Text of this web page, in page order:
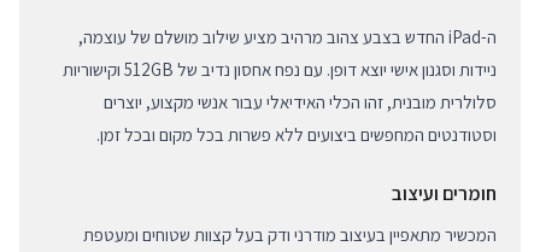
ה-iPad החדש בצבע צהוב מרהיב מציע שילוב מושלם של עוצמה,
ניידות וסגנון אישי יוצא דופן. עם נפח אחסון נדיב של 512GB וקישוריות
סלולרית מובנית, זהו הכלי האידיאלי עבור אנשי מקצוע, יוצרים
וסטודנטים המחפשים ביצועים ללא פשרות בכל מקום ובכל זמן.
חומרים ועיצוב
המכשיר מתאפיין בעיצוב מודרני ודק בעל קצוות שטוחים ומעטפת